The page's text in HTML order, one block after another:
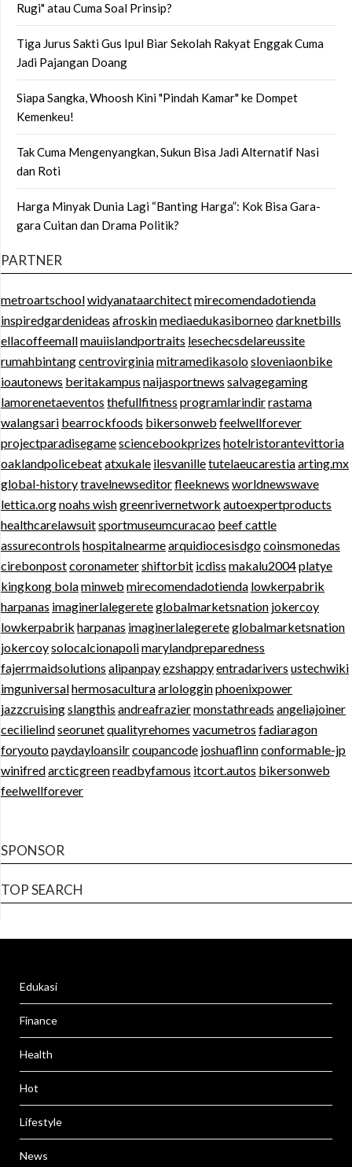
Rugi" atau Cuma Soal Prinsip?
Tiga Jurus Sakti Gus Ipul Biar Sekolah Rakyat Enggak Cuma
Jadi Pajangan Doang
Siapa Sangka, Whoosh Kini "Pindah Kamar" ke Dompet
Kemenkeu!
Tak Cuma Mengenyangkan, Sukun Bisa Jadi Alternatif Nasi
dan Roti
Harga Minyak Dunia Lagi “Banting Harga”: Kok Bisa Gara-
gara Cuitan dan Drama Politik?
PARTNER
metroartschoolwidyanataarchitectmirecomendadotienda
inspiredgardenideas afroskinmediaedukasiborneodarknetbills
ellacoffeemallmauiislandportraits lesechecsdelareussite
rumahbintangcentrovirginiamitramedikasolosloveniaonbike
ioautonews beritakampus naijasportnews salvagegaming
lamorenetaeventos thefullfitness programlarindirrastama
walangsari bearrockfoods bikersonweb feelwellforever
projectparadisegamesciencebookprizes hotelristorantevittoria
oaklandpolicebeatatxukale ilesvanilletutelaeucarestiaarting.mx
global-historytravelnewseditorfleeknews worldnewswave
lettica.orgnoahs wishgreenrivernetwork autoexpertproducts
healthcarelawsuitsportmuseumcuracao beef cattle
assurecontrols hospitalnearmearquidiocesisdgocoinsmonedas
cirebonpostcoronametershiftorbit icdiss makalu2004platye
kingkong bolaminweb mirecomendadotienda lowkerpabrik
harpanas imaginerlalegereteglobalmarketsnation jokercoy
lowkerpabrik harpanas imaginerlalegereteglobalmarketsnation
jokercoysolocalcionapolimarylandpreparedness
fajerrmaidsolutions alipanpayezshappyentradarivers ustechwiki
imguniversalhermosaculturaarlologginphoenixpower
jazzcruisingslangthis andreafraziermonstathreads angeliajoiner
cecilielindseorunetqualityrehomes vacumetros fadiaragon
foryoutopaydayloansilrcoupancode joshuaflinnconformable-jp
winifredarcticgreenreadbyfamous itcort.autos bikersonweb
feelwellforever
SPONSOR
TOP SEARCH
Edukasi
Finance
Health
Hot
Lifestyle
News